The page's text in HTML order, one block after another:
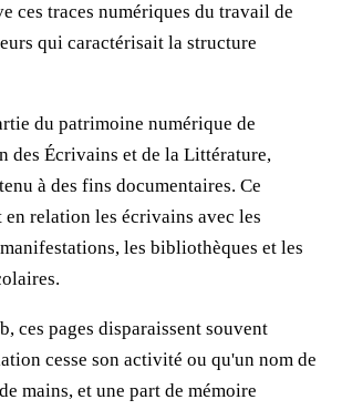
ces traces numériques du travail de
qui caractérisait la structure
du patrimoine numérique de
des Écrivains et de la Littérature,
à des fins documentaires. Ce
relation les écrivains avec les
les bibliothèques et les
ces pages disparaissent souvent
cesse son activité ou qu'un nom de
mains, et une part de mémoire